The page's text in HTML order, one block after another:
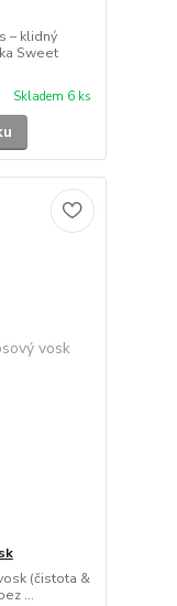
– klidný
Sweet
Skladem 6 ks
(čistota &
...